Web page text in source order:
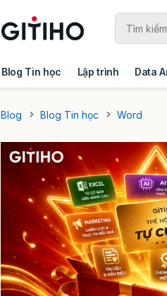
Blog Tin học Lập trình Data
Blog
Blog Tin học Word